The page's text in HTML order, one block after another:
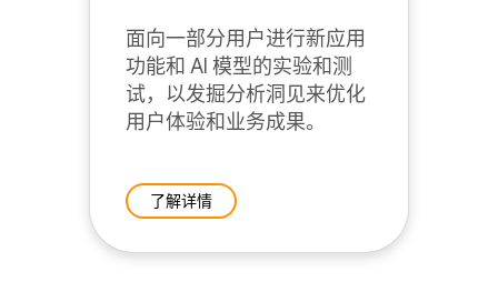
面向一部分用户进行新应用
功能和 AI 模型的实验和测
试，以发掘分析洞见来优化
用户体验和业务成果。
了解详情